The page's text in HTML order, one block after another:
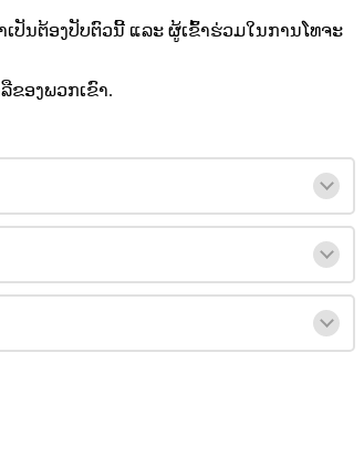
ເປນຕອງປບຕວນ ແລະ ຜເຂາຮວມໃນການໂທຈະ
ລຂອງພວກເຂາ.